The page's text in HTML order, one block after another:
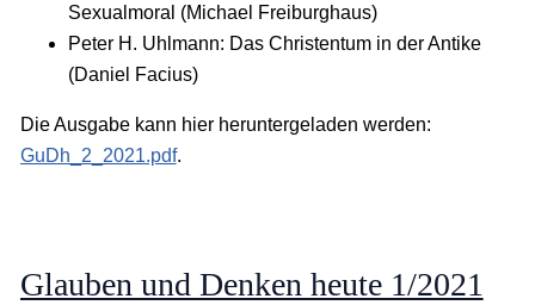
Sexualmoral (Michael Freiburghaus)
Peter H. Uhlmann: Das Christentum in der Antike
(Daniel Facius)
Die Ausgabe kann hier heruntergeladen werden:
GuDh_2_2021.pdf.
Glauben und Denken heute 1/2021